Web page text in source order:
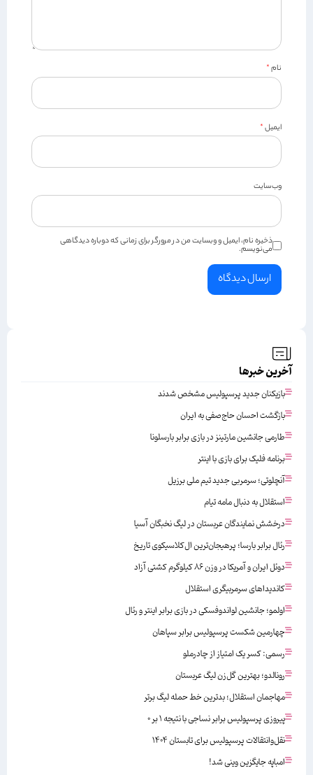
نام*
ایمیل*
وب‌سایت
ذخیره نام، ایمیل و وبسایت من در مرورگر برای زمانی که دوباره دیدگاهی
می‌نویسم.
آخرین خبرها
بازیکنان جدید پرسپولیس مشخص شدند
بازگشت احسان حاج‌صفی به ایران
طارمی جانشین مارتینز در بازی برابر بارسلونا
برنامه فلیک برای بازی با اینتر
آنچلوتی؛ سرمربی جدید تیم ملی برزیل
استقلال به دنبال مامه تیام
درخشش نمایندگان عربستان در لیگ نخبگان آسیا
رئال برابر بارسا؛ پرهیجان‌‌ترین ال‌کلاسیکوی تاریخ
دوئل ایران و آمریکا در وزن ۸۶ کیلوگرم کشتی آزاد
کاندیداهای سرمربیگری استقلال
اولمو؛ جانشین لواندوفسکی در بازی برابر اینتر و رئال
چهارمین شکست پرسپولیس برابر سپاهان
رسمی: کسر یک امتیاز از چادرملو
رونالدو؛ بهترین گل‌زن لیگ عربستان
مهاجمان استقلال؛ بدترین خط حمله لیگ برتر
پیروزی پرسپولیس برابر نساجی با نتیجه ۱ بر ۰
نقل‌وانتقالات پرسپولیس برای تابستان ۱۴۰۴
امباپه جایگزین وینی شد!